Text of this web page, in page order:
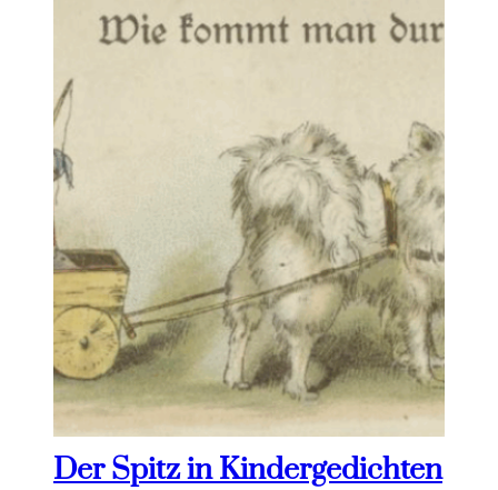
Der Spitz in Kindergedichten